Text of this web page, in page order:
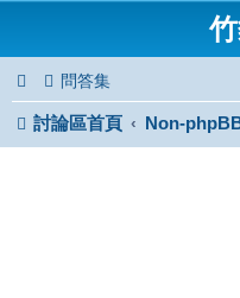
問答集
討論區首頁 Non-